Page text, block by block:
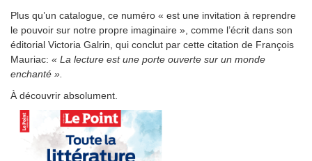
Plus qu’un catalogue, ce numéro « est une invitation à reprendre
le pouvoir sur notre propre imaginaire », comme l’écrit dans son
éditorial Victoria Galrin, qui conclut par cette citation de François
Mauriac: « La lecture est une porte ouverte sur un monde
enchanté ».
À découvrir absolument.